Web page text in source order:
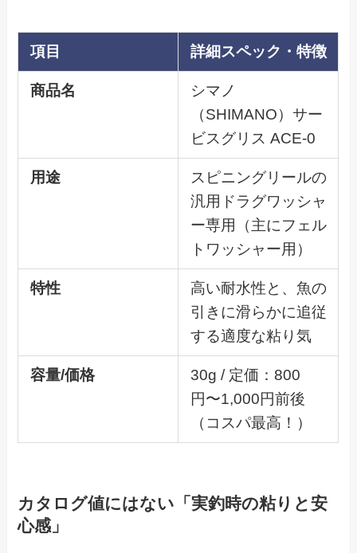
項目 詳細スペック・特徴
商品名
シマノ
（SHIMANO）サー
ビスグリス ACE-0
用途
スピニングリールの
汎用ドラグワッシャ
ー専用（主にフェル
トワッシャー用）
特性
高い耐水性と、魚の
引きに滑らかに追従
する適度な粘り気
容量/価格
30g / 定価：800
円〜1,000円前後
（コスパ最高！）
カタログ値にはない「実釣時の粘りと安
心感」